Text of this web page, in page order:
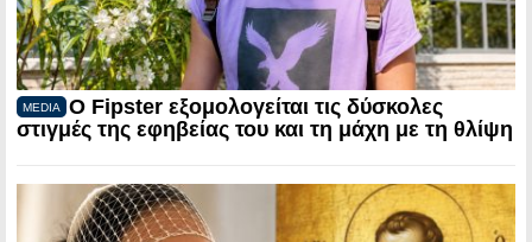
MEDIA
Ο Fipster εξομολογείται τις δύσκολες
στιγμές της εφηβείας του και τη μάχη με τη θλίψη